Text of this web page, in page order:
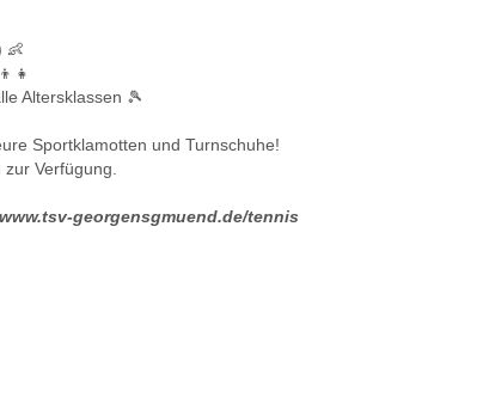
👶
Altersklassen 🎾
Sportklamotten und Turnschuhe!
zur Verfügung.
www.tsv-georgensgmuend.de/tennis